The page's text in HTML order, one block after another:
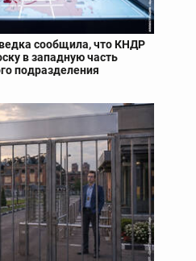
сообщила, что КНДР
в западную часть
подразделения